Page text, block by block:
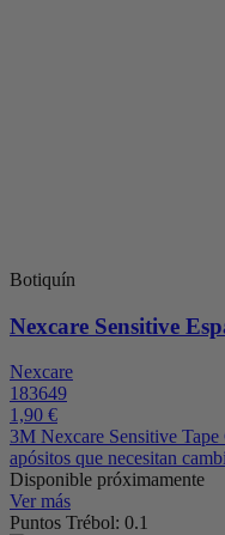
Botiquín
Nexcare Sensitive
Nexcare
183649
1,90 €
3M Nexcare Sensitive
apósitos que necesitan
Disponible próximamente
Ver más
Puntos Trébol: 0.1